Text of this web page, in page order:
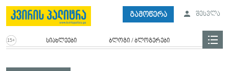
გამოწერა შესვლა
სიახლეები ბლოგი / ბლოგერები